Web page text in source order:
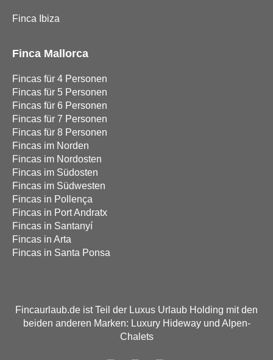
Finca Ibiza
Finca Mallorca
Fincas für 4 Personen
Fincas für 5 Personen
Fincas für 6 Personen
Fincas für 7 Personen
Fincas für 8 Personen
Fincas im Norden
Fincas im Nordosten
Fincas im Südosten
Fincas im Südwesten
Fincas in Pollença
Fincas in Port Andratx
Fincas in Santanyí
Fincas in Arta
Fincas in Santa Ponsa
Fincaurlaub.de ist Teil der Luxus Urlaub Holding mit den
beiden anderen Marken: Luxury Hideway und Alpen-
Chalets